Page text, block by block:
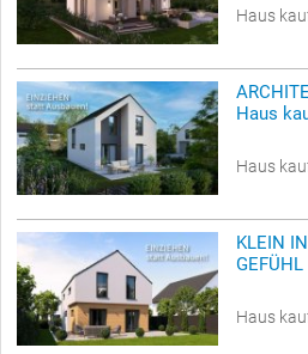
Haus
Haus
Haus
KLEIN
Haus